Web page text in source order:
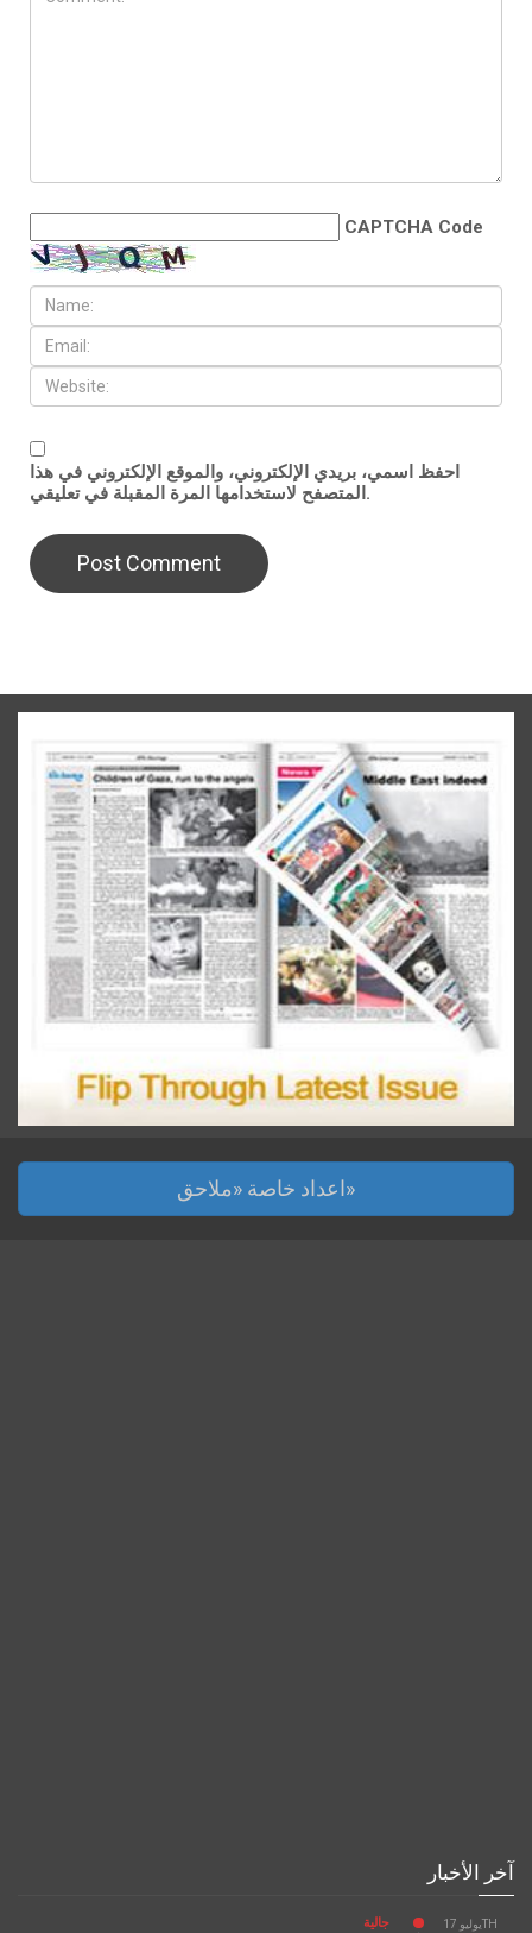
CAPTCHA Code
احفظ اسمي، بريدي الإلكتروني، والموقع الإلكتروني في هذا
المتصفح لاستخدامها المرة المقبلة في تعليقي.
اعداد خاصة «ملاحق»
آخر الأخبار
يوليو 17TH
جالية